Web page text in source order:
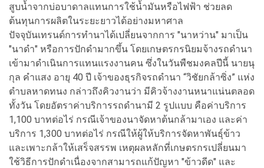
สูบน้ำจากบ่อบาดาลแทนการใช้น้ำมันหรือไฟฟ้า ช่วยลด
ต้นทุนการผลิตในระยะยาวได้อย่างมหาศาล
ปัจจุบันเทรนด์การทำนาได้เปลี่ยนจากการ "นาหว่าน" มาเป็น
"นาดำ" หรือการปักดำมากขึ้น โดยเกษตรกรนิยมจ้างรถดำนา
เข้ามาดำเนินการแทนแรงงานคน ซึ่งในวันพืชมงคลปีนี้ นายนุ
กุล คำแสง อายุ 40 ปี เจ้าของธุรกิจรถดำนา “วิชัยกล้าซิ่ง” แห่ง
ตำบลหาดทนง กล่าวถึงคิวงานว่า มีคิวจ้างงานหนาแน่นตลอด
ทั้งวัน โดยอัตราค่าบริการรถดำนามี 2 รูปแบบ คือค่าบริการ
1,100 บาทต่อไร่ กรณีเจ้าของนาจัดหาต้นกล้ามาเอง และค่า
บริการ 1,300 บาทต่อไร่ กรณีให้ผู้ให้บริการจัดหาพันธุ์ข้าว
และเพาะกล้าให้เสร็จสรรพ เหตุผลหลักที่เกษตรกรเปลี่ยนมา
ใช้วิธีการปักดำเนื่องจากสามารถแก้ปัญหา "ข้าวดีด" และ